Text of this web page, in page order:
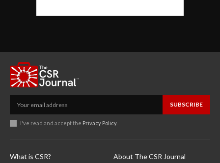
SUBSCRIBE
I've read and accept the Privacy Policy.
What is CSR?
About The CSR Journal